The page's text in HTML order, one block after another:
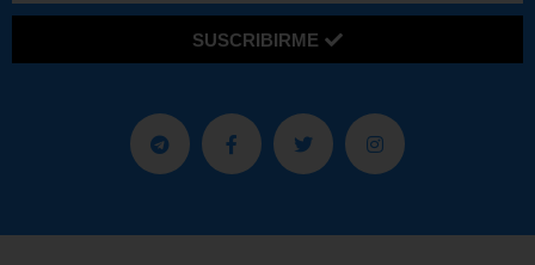
SUSCRIBIRME